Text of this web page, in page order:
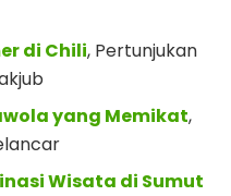
di Chili, Pertunjukan
yang Memikat,
Wisata di Sumut